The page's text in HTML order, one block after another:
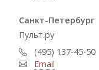
Санкт-Петербург
Пульт.ру
(495) 137-45-50
Email